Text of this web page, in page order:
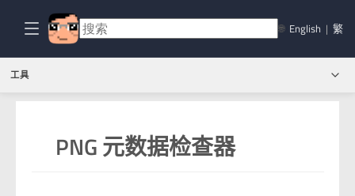
🌐 English | 繁
PNG 元数据检查器
工具